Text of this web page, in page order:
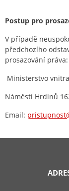
Postup pro
V případě
předchozího
prosazování práva:
Ministerstvo
Náměstí Hrdinů
Email: